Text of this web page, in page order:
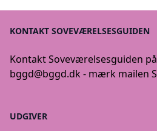
KONTAKT SOVEVÆRELSESGUIDEN
Kontakt Soveværelsesguiden
bggd@bggd.dk- mærk mailen
UDGIVER